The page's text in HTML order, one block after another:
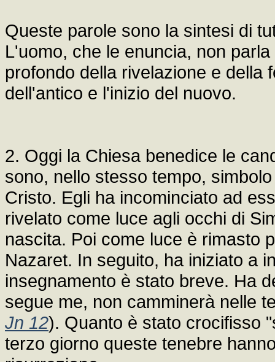
Queste parole sono la sintesi di
L'uomo, che le enuncia, non
profondo della rivelazione e della
dell'antico e l'inizio del nuovo.
2. Oggi la Chiesa benedice le
sono, nello stesso tempo,
Cristo. Egli ha incominciato ad
rivelato come luce agli occhi di
nascita. Poi come luce è rimasto
Nazaret. In seguito, ha iniziato a
insegnamento è stato breve. Ha
segue me, non camminerà nelle
Jn 12). Quanto è stato crocifisso
terzo giorno queste tenebre